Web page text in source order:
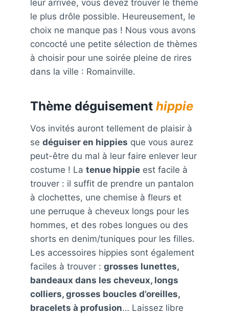
leur arrivée, vous devez trouver le thème
le plus drôle possible. Heureusement, le
choix ne manque pas ! Nous vous avons
concocté une petite sélection de thèmes
à choisir pour une soirée pleine de rires
dans la ville : Romainville.
Thème déguisement hippie
Vos invités auront tellement de plaisir à
se déguiser en hippies que vous aurez
peut-être du mal à leur faire enlever leur
costume ! La tenue hippie est facile à
trouver : il suffit de prendre un pantalon
à clochettes, une chemise à fleurs et
une perruque à cheveux longs pour les
hommes, et des robes longues ou des
shorts en denim/tuniques pour les filles.
Les accessoires hippies sont également
faciles à trouver : grosses lunettes,
bandeaux dans les cheveux, longs
colliers, grosses boucles d’oreilles,
bracelets à profusion… Laissez libre